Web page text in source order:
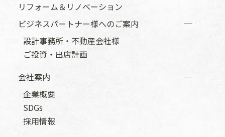
リフォーム＆リノベーション
ビジネスパートナー様へのご案内
設計事務所・不動産会社様
ご投資・出店計画
会社案内
企業概要
SDGs
採用情報